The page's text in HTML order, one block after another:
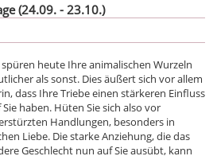
(24.09. - 23.10.)
spüren heute Ihre animalischen Wurzeln
als sonst. Dies äußert sich vor allem
dass Ihre Triebe einen stärkeren Einfluss
Sie haben. Hüten Sie sich also vor
Handlungen, besonders in
Liebe. Die starke Anziehung, die das
Geschlecht nun auf Sie ausübt, kann